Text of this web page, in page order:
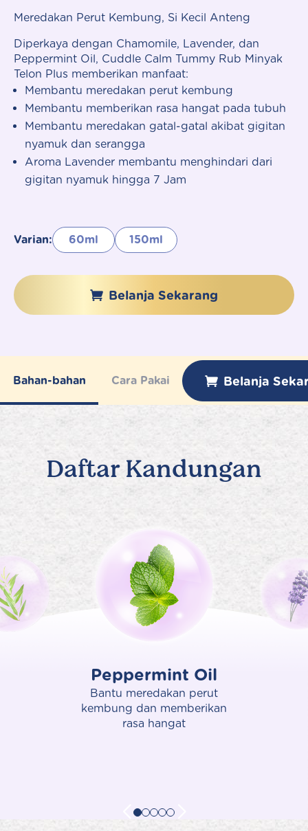
Meredakan Perut Kembung, Si Kecil Anteng
Diperkaya dengan Chamomile, Lavender, dan
Peppermint Oil, Cuddle Calm Tummy Rub Minyak
Telon Plus memberikan manfaat:
Membantu meredakan perut kembung
Membantu memberikan rasa hangat pada tubuh
Membantu meredakan gatal-gatal akibat gigitan
nyamuk dan serangga
Aroma Lavender membantu menghindari dari
gigitan nyamuk hingga 7 Jam
Varian: 60ml 150ml
Belanja Sekarang
Bahan-bahan Cara Pakai Belanja
Daftar Kandungan
Peppermint Oil
Bantu meredakan perut
kembung dan memberikan
rasa hangat